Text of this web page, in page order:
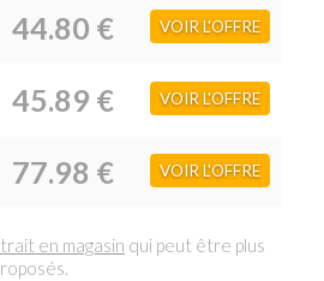
44.80 € VOIR L'OFFRE
45.89 € VOIR L'OFFRE
77.98 € VOIR L'OFFRE
en magasin qui peut être plus